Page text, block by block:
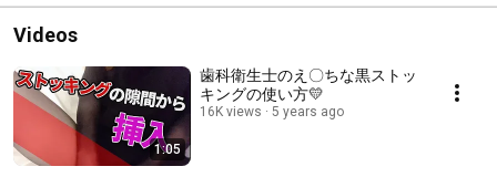
Videos
1:05
歯科衛生士のえ〇ちな黒ストッ
キングの使い方💛
16K views 5 years ago